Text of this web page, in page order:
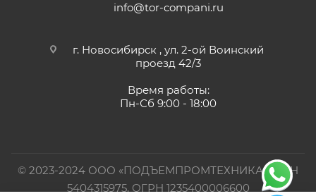
info@tor-compani.ru
г. Новосибирск , ул. 2-ой Воинский
проезд 42/3
Время работы:
Пн-Сб 9:00 - 18:00
© 2023-2024 ООО «ПОДЪЕМПРОМТЕХНИКА». ИНН
5404315975, ОГРН 1235400006600